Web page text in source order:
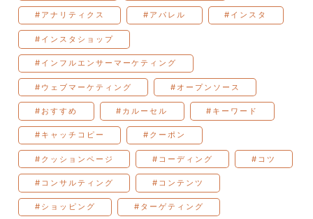
#アナリティクス #アパレル #インスタ
#インスタショップ
#インフルエンサーマーケティング
#ウェブマーケティング #オープンソース
#おすすめ #カルーセル #キーワード
#キャッチコピー #クーポン
#クッションページ #コーディング #コツ
#コンサルティング #コンテンツ
#ショッピング #ターゲティング